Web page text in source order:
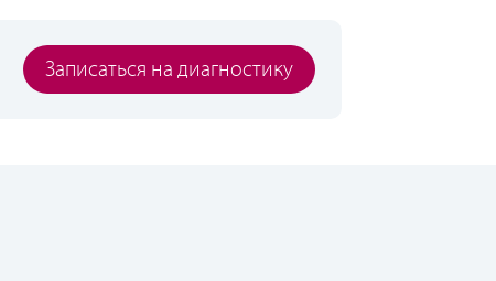
Записаться на диагностику